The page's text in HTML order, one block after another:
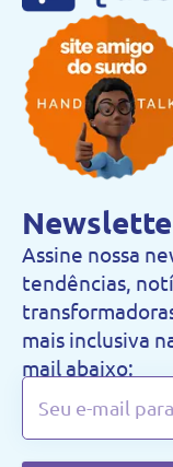
Assine nossa
tendências,
mais inclusiva
mail abaixo: